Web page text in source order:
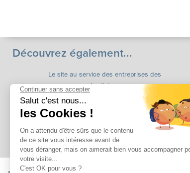
Découvrez également...
Le site au service des entreprises des
territoires